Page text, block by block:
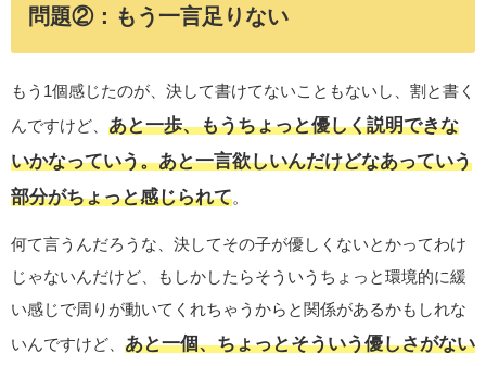
問題②：もう一言足りない
もう1個感じたのが、決して書けてないこともないし、割と書く
んですけど、 あと一歩、もうちょっと優しく説明できな
いかなっていう。あと一言欲しいんだけどなあっていう
部分がちょっと感じられて。
何て言うんだろうな、決してその子が優しくないとかってわけ
じゃないんだけど、もしかしたらそういうちょっと環境的に緩
い感じで周りが動いてくれちゃうからと関係があるかもしれな
いんですけど、 あと一個、ちょっとそういう優しさがない